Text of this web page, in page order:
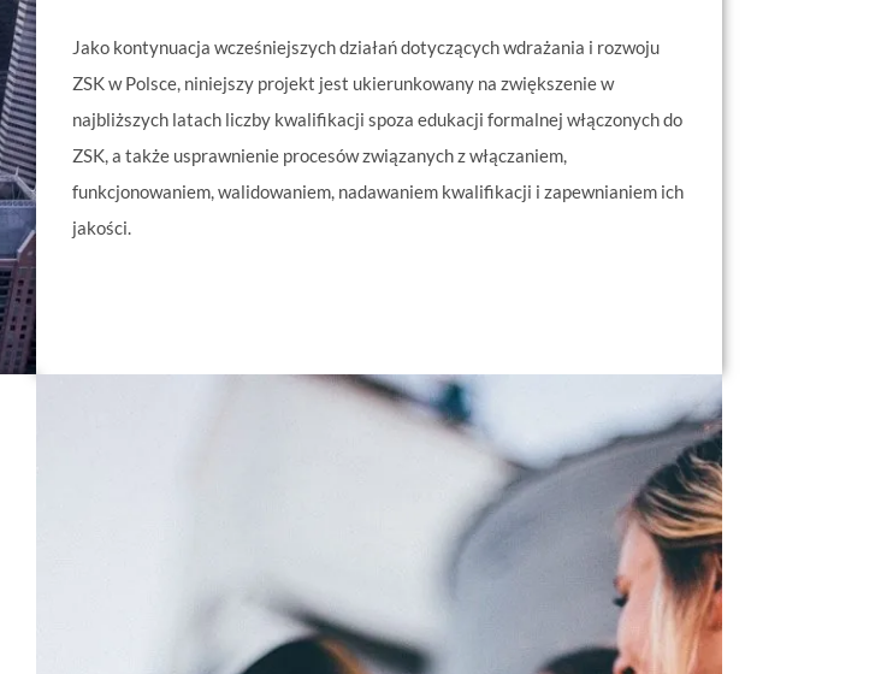
Jako kontynuacja wcześniejszych działań dotyczących wdrażania i rozwoju
ZSK w Polsce, niniejszy projekt jest ukierunkowany na zwiększenie w
najbliższych latach liczby kwalifikacji spoza edukacji formalnej włączonych do
ZSK, a także usprawnienie procesów związanych z włączaniem,
funkcjonowaniem, walidowaniem, nadawaniem kwalifikacji i zapewnianiem ich
jakości.